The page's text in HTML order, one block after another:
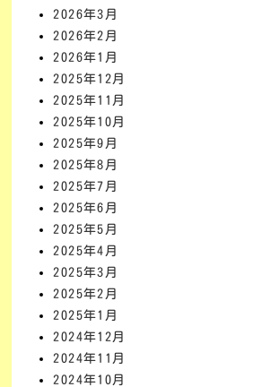
2026年3月
2026年2月
2026年1月
2025年12月
2025年11月
2025年10月
2025年9月
2025年8月
2025年7月
2025年6月
2025年5月
2025年4月
2025年3月
2025年2月
2025年1月
2024年12月
2024年11月
2024年10月